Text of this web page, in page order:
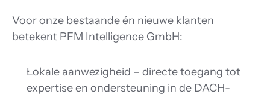
Voor onze bestaande én nieuwe klanten
betekent PFM Intelligence GmbH:
Lokale aanwezigheid – directe toegang tot
expertise en ondersteuning in de DACH-